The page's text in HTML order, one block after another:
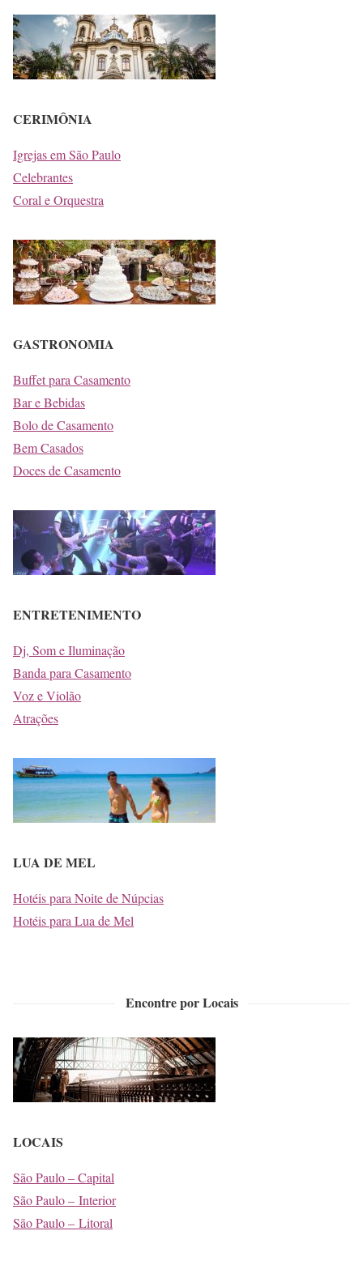
CERIMÔNIA
Igrejas em São Paulo
Celebrantes
Coral e Orquestra
GASTRONOMIA
Buffet para Casamento
Bar e Bebidas
Bolo de Casamento
Bem Casados
Doces de Casamento
ENTRETENIMENTO
Dj, Som e Iluminação
Banda para Casamento
Voz e Violão
Atrações
LUA DE MEL
Hotéis para Noite de Núpcias
Hotéis para Lua de Mel
Encontre por Locais
LOCAIS
São Paulo – Capital
São Paulo – Interior
São Paulo – Litoral